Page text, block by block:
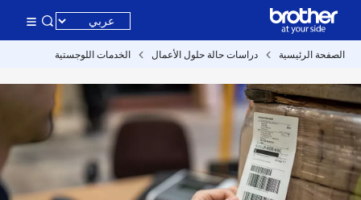
الصفحة الرئيسية دراسات حالة حلول الأعمال الخدمات اللوجستية